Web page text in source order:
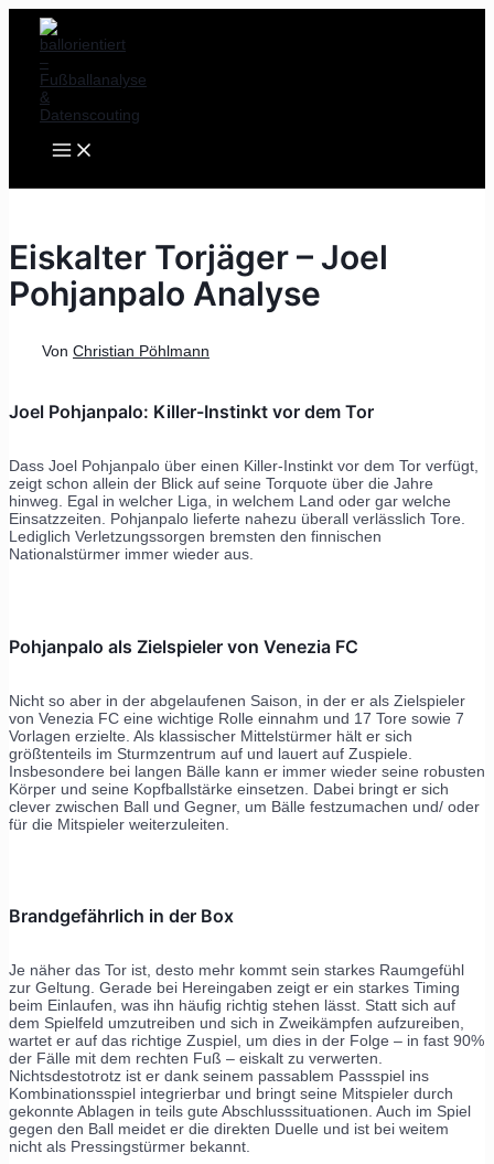
Zum
Inhalt
springen
MENU
Eiskalter Torjäger – Joel
Pohjanpalo Analyse
Von Christian Pöhlmann
Joel Pohjanpalo: Killer-Instinkt vor dem Tor
Dass Joel Pohjanpalo über einen Killer-Instinkt vor dem Tor verfügt,
zeigt schon allein der Blick auf seine Torquote über die Jahre
hinweg. Egal in welcher Liga, in welchem Land oder gar welche
Einsatzzeiten. Pohjanpalo lieferte nahezu überall verlässlich Tore.
Lediglich Verletzungssorgen bremsten den finnischen
Nationalstürmer immer wieder aus.
Pohjanpalo als Zielspieler von Venezia FC
Nicht so aber in der abgelaufenen Saison, in der er als Zielspieler
von Venezia FC eine wichtige Rolle einnahm und 17 Tore sowie 7
Vorlagen erzielte. Als klassischer Mittelstürmer hält er sich
größtenteils im Sturmzentrum auf und lauert auf Zuspiele.
Insbesondere bei langen Bälle kann er immer wieder seine robusten
Körper und seine Kopfballstärke einsetzen. Dabei bringt er sich
clever zwischen Ball und Gegner, um Bälle festzumachen und/ oder
für die Mitspieler weiterzuleiten.
Brandgefährlich in der Box
Je näher das Tor ist, desto mehr kommt sein starkes Raumgefühl
zur Geltung. Gerade bei Hereingaben zeigt er ein starkes Timing
beim Einlaufen, was ihn häufig richtig stehen lässt. Statt sich auf
dem Spielfeld umzutreiben und sich in Zweikämpfen aufzureiben,
wartet er auf das richtige Zuspiel, um dies in der Folge – in fast 90%
der Fälle mit dem rechten Fuß – eiskalt zu verwerten.
Nichtsdestotrotz ist er dank seinem passablem Passspiel ins
Kombinationsspiel integrierbar und bringt seine Mitspieler durch
gekonnte Ablagen in teils gute Abschlusssituationen. Auch im Spiel
gegen den Ball meidet er die direkten Duelle und ist bei weitem
nicht als Pressingstürmer bekannt.
Post
navigation